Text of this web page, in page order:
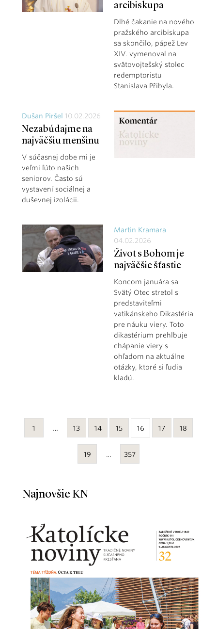
arcibiskupa
Dlhé čakanie na nového
pražského arcibiskupa
sa skončilo, pápež Lev
XIV. vymenoval na
svätovojtešský stolec
redemptoristu
Stanislava Přibyla.
Dušan Piršel 10.02.2026
Nezabúdajme na
najväčšiu menšinu
V súčasnej dobe mi je
veľmi ľúto našich
seniorov. Často sú
vystavení sociálnej a
duševnej izolácii.
Martin Kramara
04.02.2026
Život s Bohom je
najväčšie šťastie
Koncom januára sa
Svätý Otec stretol s
predstaviteľmi
vatikánskeho Dikastéria
pre náuku viery. Toto
dikastérium prehlbuje
chápanie viery s
ohľadom na aktuálne
otázky, ktoré si ľudia
kladú.
1 … 13 14 15 16 17 18
19 … 357
Najnovšie KN